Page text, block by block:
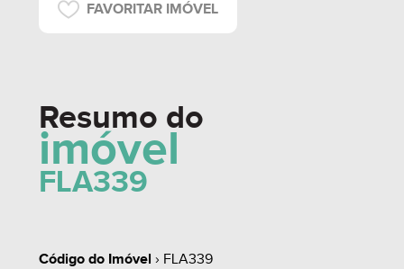
FAVORITAR IMÓVEL
Resumo do
imóvel
FLA339
Código do Imóvel › FLA339